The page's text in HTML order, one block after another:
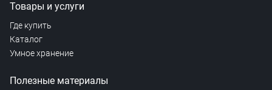
Товары и услуги
Где купить
Каталог
Умное хранение
Полезные материалы